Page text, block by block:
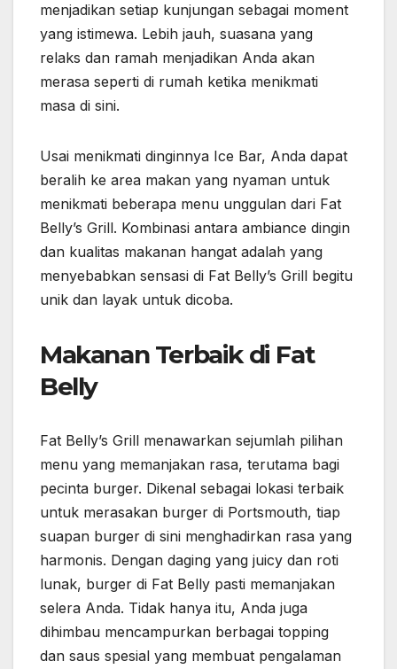
menjadikan setiap kunjungan sebagai moment
yang istimewa. Lebih jauh, suasana yang
relaks dan ramah menjadikan Anda akan
merasa seperti di rumah ketika menikmati
masa di sini.
Usai menikmati dinginnya Ice Bar, Anda dapat
beralih ke area makan yang nyaman untuk
menikmati beberapa menu unggulan dari Fat
Belly’s Grill. Kombinasi antara ambiance dingin
dan kualitas makanan hangat adalah yang
menyebabkan sensasi di Fat Belly’s Grill begitu
unik dan layak untuk dicoba.
Makanan Terbaik di Fat
Belly
Fat Belly’s Grill menawarkan sejumlah pilihan
menu yang memanjakan rasa, terutama bagi
pecinta burger. Dikenal sebagai lokasi terbaik
untuk merasakan burger di Portsmouth, tiap
suapan burger di sini menghadirkan rasa yang
harmonis. Dengan daging yang juicy dan roti
lunak, burger di Fat Belly pasti memanjakan
selera Anda. Tidak hanya itu, Anda juga
dihimbau mencampurkan berbagai topping
dan saus spesial yang membuat pengalaman